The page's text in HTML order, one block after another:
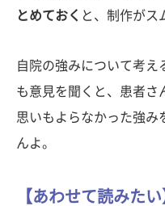
とめておく と、制作がス
自院の強みについて考え
も意見を聞くと、患者さ
思いもよらなかった強み
んよ。
【あわせて読みた